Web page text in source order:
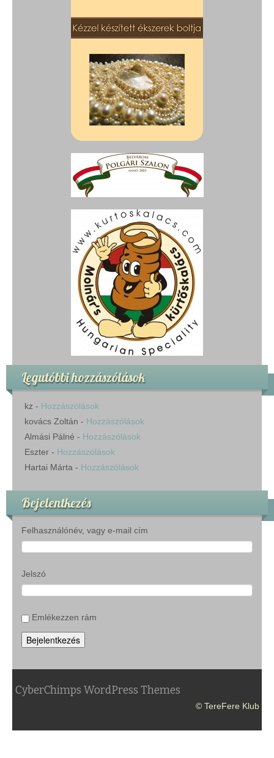
Legutóbbi hozzászólások
kz - Hozzászólások
kovács Zoltán - Hozzászólások
Almási Pálné - Hozzászólások
Eszter - Hozzászólások
Hartai Márta - Hozzászólások
Bejelentkezés
Felhasználónév, vagy e-mail cím
Jelszó
Emlékezzen rám
Bejelentkezés
CyberChimps WordPress Themes
© TereFere Klub